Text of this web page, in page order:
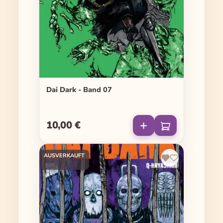
Dai Dark - Band 07
Regulärer Preis:
10,00 €
AUSVERKAUFT